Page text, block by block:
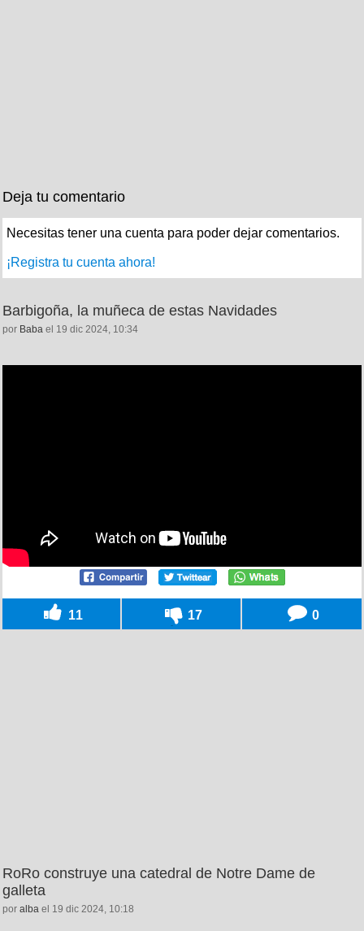
Deja tu comentario
Necesitas tener una cuenta para poder dejar comentarios.
¡Registra tu cuenta ahora!
Barbigoña, la muñeca de estas Navidades
por Baba el 19 dic 2024, 10:34
11 17 0
RoRo construye una catedral de Notre Dame de
galleta
por alba el 19 dic 2024, 10:18